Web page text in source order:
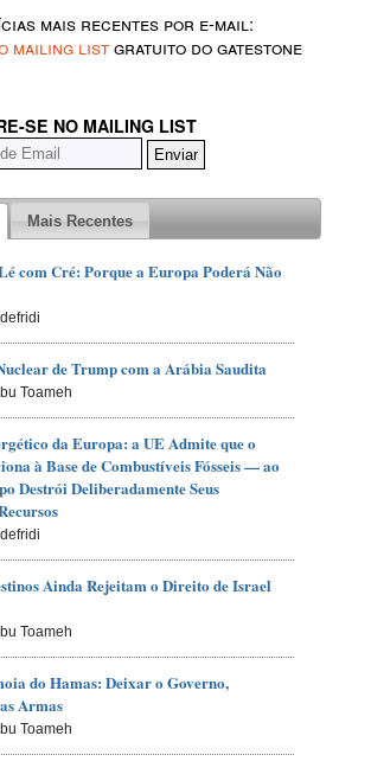
mais recentes por e-mail:
mailing listgratuito do gatestone
SE NO MAILING LIST
Mais Recentes
com Cré: Porque a Europa Poderá Não
de Trump com a Arábia Saudita
Toameh
da Europa: a UE Admite que o
à Base de Combustíveis Fósseis — ao
Destrói Deliberadamente Seus
Ainda Rejeitam o Direito de Israel
Toameh
do Hamas: Deixar o Governo,
Armas
Toameh